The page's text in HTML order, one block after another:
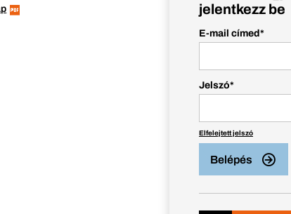
jelentkezz be
E-mail címed *
Jelszó*
Elfelejtett jelszó
Belépés